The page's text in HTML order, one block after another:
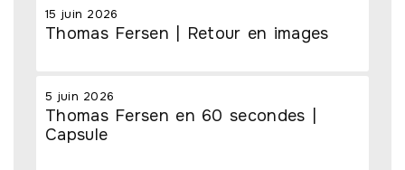
15 juin 2026
Thomas Fersen | Retour en images
5 juin 2026
Thomas Fersen en 60 secondes |
Capsule